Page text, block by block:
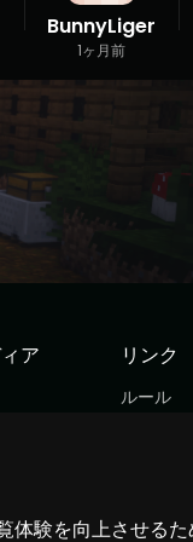
体験を向上させる
BunnyLiger
1ヶ月前
ア リンク
ルール